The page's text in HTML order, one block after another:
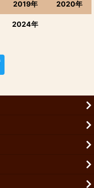
2019年 2020年
2024年